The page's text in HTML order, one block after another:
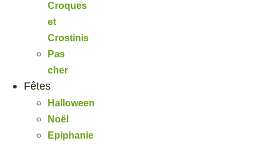
Croques
et
Crostinis
Pas
cher
Fêtes
Halloween
Noël
Epiphanie